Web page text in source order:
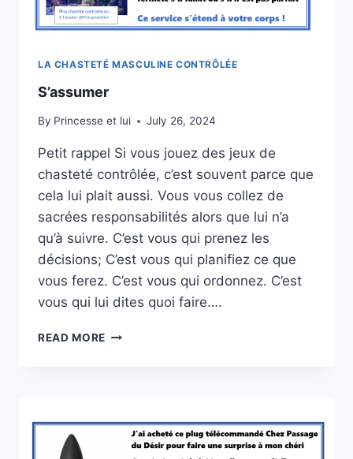
LA CHASTETÉ MASCULINE CONTRÔLÉE
S’assumer
By Princesse et lui July 26, 2024
Petit rappel Si vous jouez des jeux de
chasteté contrôlée, c’est souvent parce que
cela lui plait aussi. Vous vous collez de
sacrées responsabilités alors que lui n’a
qu’à suivre. C’est vous qui prenez les
décisions; C’est vous qui planifiez ce que
vous ferez. C’est vous qui ordonnez. C’est
vous qui lui dites quoi faire….
READ MORE S’ASSUMER